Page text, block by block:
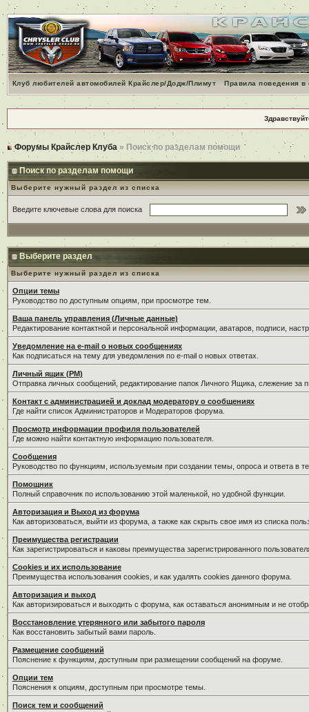
Клуб любителей автомобилей Крайслер/Додж/Плимут Правила поведения
Форумы Крайслер Клуба » Поиск по разделам помощи
Поиск по разделам помощи
Выберите нужный раздел из списка
Введите ключевые слова для поиска
Выберите раздел
Выберите нужный раздел из списка
Опции темы
Руководство по доступным опциям, при просмотре тем.
Ваша панель управления (Личные данные)
Редактирование контактной и персональной информации, аватаров, подписи,
Уведомление на e-mail о новых сообщениях
Как подписаться на тему для уведомления по e-mail о новых ответах.
Личный ящик (PM)
Отправка личных сообщений, редактирование папок Личного Ящика, слежение
Контакт с администрацией и доклад модератору о сообщениях
Где найти список Администраторов и Модераторов форума.
Просмотр информации профиля пользователей
Где можно найти контактную информацию пользователя.
Сообщения
Руководство по функциям, используемым при создании темы, опроса и ответа в
Помощник
Полный справочник по использованию этой маленькой, но удобной функции.
Авторизация и Выход из форума
Как авторизоваться, выйти из форума, а также как скрыть свое имя из списка
Преимущества регистрации
Как зарегистрироваться и каковы преимущества зарегистрированного
Cookies и их использование
Преимущества использования cookies, и как удалять cookies данного форума.
Авторизация и выход
Как авторизироваться и выходить с форума, как оставаться анонимным и не
Восстановление утерянного или забытого пароля
Как восстановить забытый вами пароль.
Размещение сообщений
Пояснение к функциям, доступным при размещении сообщений на форуме.
Опции тем
Пояснения к опциям, доступным при просмотре темы.
Поиск тем и сообщений